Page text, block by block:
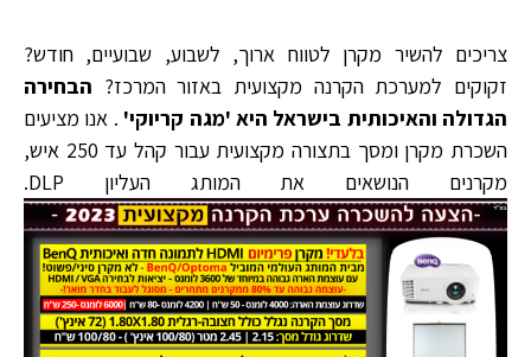
צריכים להשיר מקרן לטווח ארוך, לשבוע, שבועיים, חודש?
זקוקים למערכת הקרנה מקצועית באזור המרכז? הבחירה
הגדולה והאיכותית בישראל היא 'מגה קריוקי' . אנו מציעים
השכרת מקרן ומסך בתצורה מקצועית עבור קהל עד 250 איש,
מקרנים הנושאים את המותג העליון DLP.